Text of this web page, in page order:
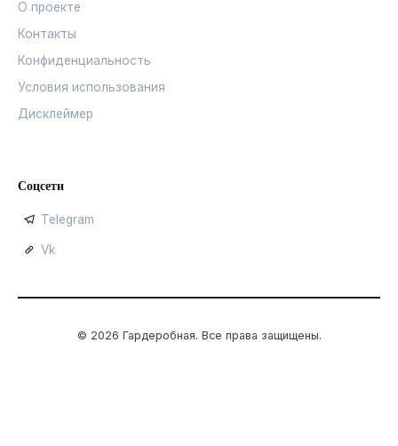
О проекте
Контакты
Конфиденциальность
Условия использования
Дисклеймер
Соцсети
Telegram
Vk
© 2026 Гардеробная. Все права защищены.